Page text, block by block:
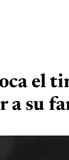
el
a su